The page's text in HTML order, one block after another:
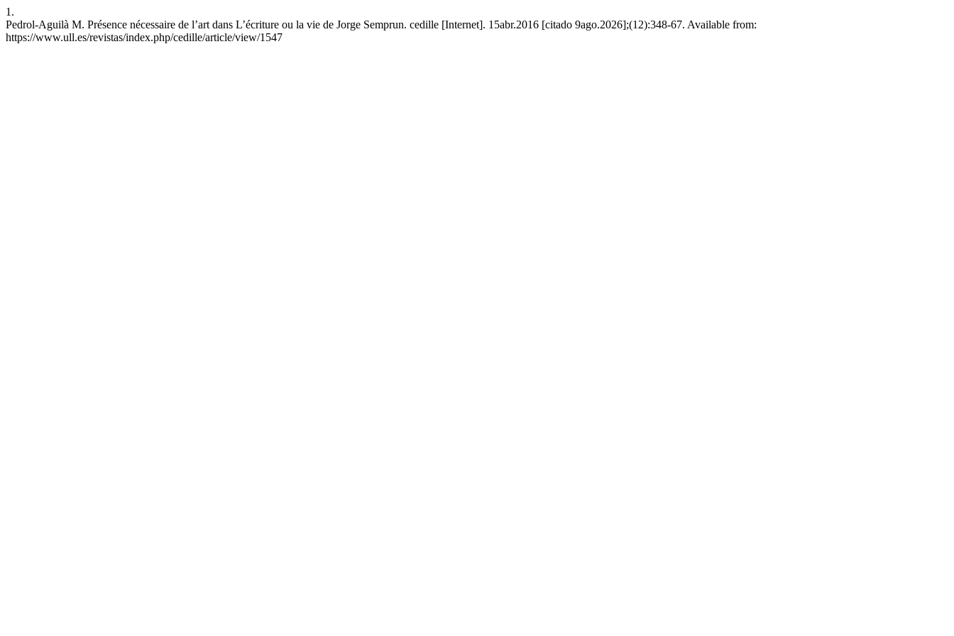
1.
Pedrol-Aguilà M. Présence nécessaire de l’art dans L’écriture ou la vie de Jorge Semprun. cedille [Internet]. 15abr.2016 [citado 9ago.2026];(12):348-67. Available from:
https://www.ull.es/revistas/index.php/cedille/article/view/1547